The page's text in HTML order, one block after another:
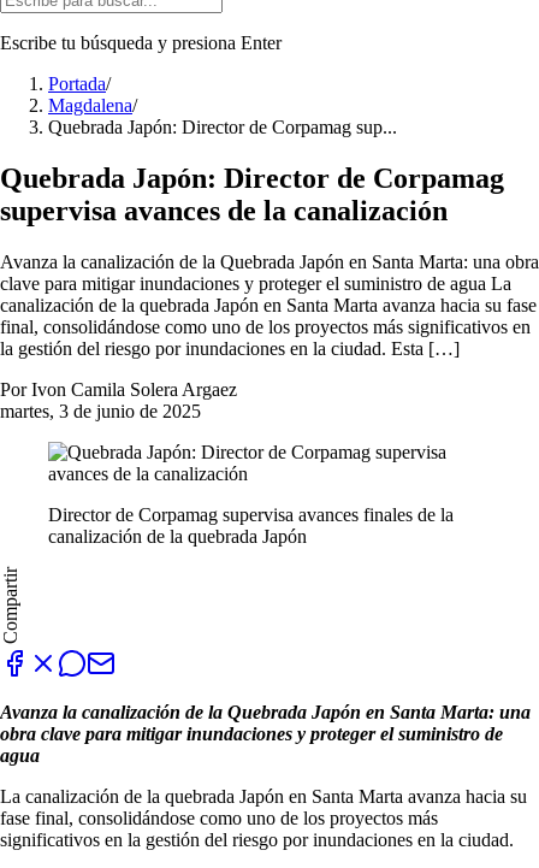
Escribe tu búsqueda y presiona Enter
Portada/
Magdalena/
Quebrada Japón: Director de Corpamag sup...
Quebrada Japón: Director de Corpamag
supervisa avances de la canalización
Avanza la canalización de la Quebrada Japón en Santa Marta: una obra
clave para mitigar inundaciones y proteger el suministro de agua La
canalización de la quebrada Japón en Santa Marta avanza hacia su fase
final, consolidándose como uno de los proyectos más significativos en
la gestión del riesgo por inundaciones en la ciudad. Esta […]
Por Ivon Camila Solera Argaez
martes, 3 de junio de 2025
Director de Corpamag supervisa avances finales de la
canalización de la quebrada Japón
Compartir
Avanza la canalización de la Quebrada Japón en Santa Marta: una
obra clave para mitigar inundaciones y proteger el suministro de
agua
La canalización de la quebrada Japón en Santa Marta avanza hacia su
fase final, consolidándose como uno de los proyectos más
significativos en la gestión del riesgo por inundaciones en la ciudad.